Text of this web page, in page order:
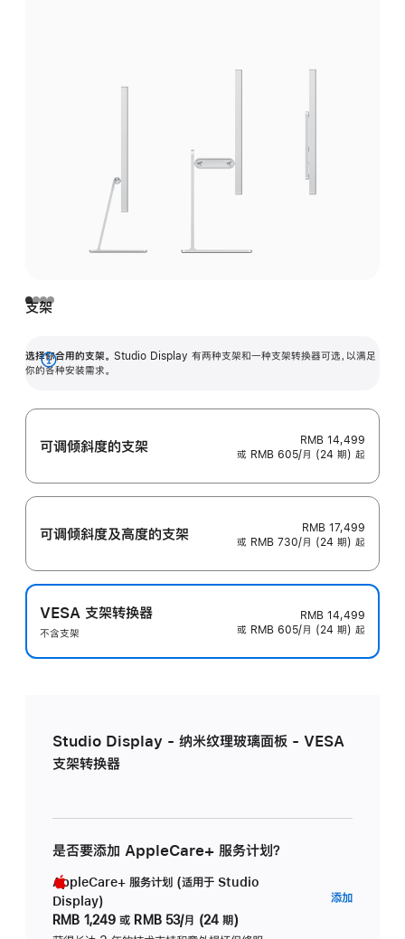
支架
选择你合用的支架。 Studio Display 有两种支架和一种支架转换器可选，以满足
你的各种安装需求。
展
可调倾斜度的支架
RMB 14,499
或 RMB 605/月 (24 期) 起
可调倾斜度及高‍度的支‍架
RMB 17,499
或 RMB 730/月 (24 期) 起
VESA 支架转换器
不含支架
RMB 14,499
或 RMB 605/月 (24 期) 起
Studio Display - 纳米纹理玻璃面板 - VESA
支架转换器
是否要添加 AppleCare+ 服务计划？
AppleCare+ 服务计划 (适用于 Studio
Display)
RMB 1,249 或 RMB 53/月 (24 期)
添加